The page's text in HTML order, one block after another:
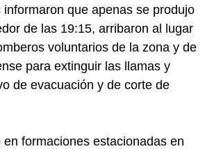
que apenas se produjo
de las 19:15, arribaron al lugar
voluntarios de la zona y de
para extinguir las llamas y
de evacuación y de corte de
formaciones estacionadas en